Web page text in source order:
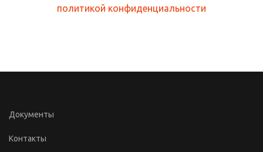
политикой конфиденциальности
Документы
Контакты